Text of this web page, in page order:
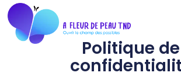
Politique de